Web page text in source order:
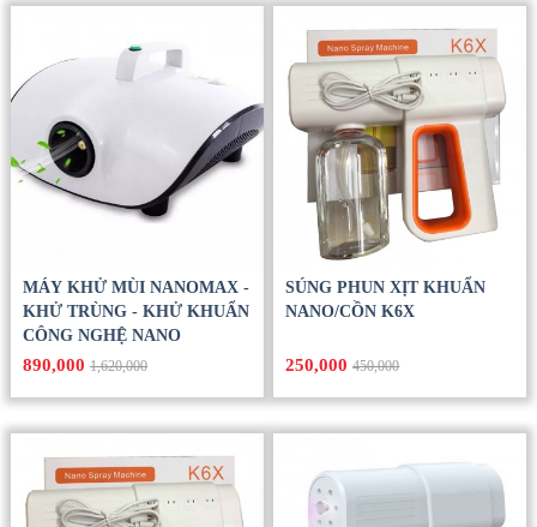
MÁY KHỬ MÙI NANOMAX -
KHỬ TRÙNG - KHỬ KHUẨN
CÔNG NGHỆ NANO
890,0001,620,000
SÚNG PHUN XỊT KHUẨN
NANO/CỒN K6X
250,000450,000